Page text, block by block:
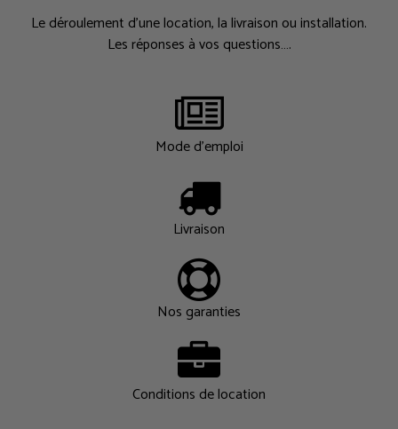
Le déroulement d’une location, la livraison ou installation.
Les réponses à vos questions….
Mode d'emploi
Livraison
Nos garanties
Conditions de location